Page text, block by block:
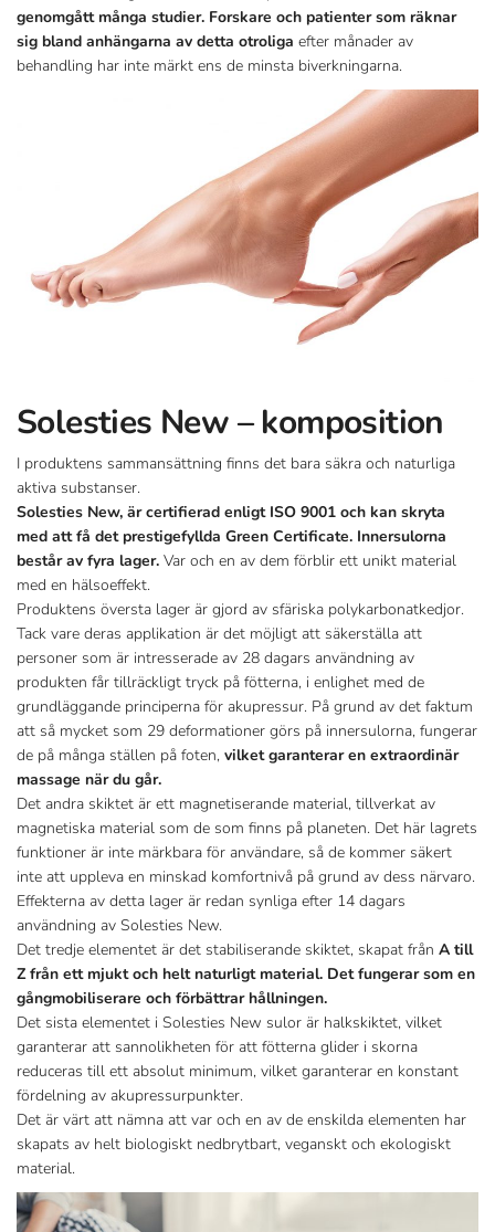
genomgått många studier. Forskare och patienter som räknar
sig bland anhängarna av detta otroliga efter månader av
behandling har inte märkt ens de minsta biverkningarna.
Solesties New – komposition
I produktens sammansättning finns det bara säkra och naturliga
aktiva substanser.
Solesties New, är certifierad enligt ISO 9001 och kan skryta
med att få det prestigefyllda Green Certificate. Innersulorna
består av fyra lager. Var och en av dem förblir ett unikt material
med en hälsoeffekt.
Produktens översta lager är gjord av sfäriska polykarbonatkedjor.
Tack vare deras applikation är det möjligt att säkerställa att
personer som är intresserade av 28 dagars användning av
produkten får tillräckligt tryck på fötterna, i enlighet med de
grundläggande principerna för akupressur. På grund av det faktum
att så mycket som 29 deformationer görs på innersulorna, fungerar
de på många ställen på foten, vilket garanterar en extraordinär
massage när du går.
Det andra skiktet är ett magnetiserande material, tillverkat av
magnetiska material som de som finns på planeten. Det här lagrets
funktioner är inte märkbara för användare, så de kommer säkert
inte att uppleva en minskad komfortnivå på grund av dess närvaro.
Effekterna av detta lager är redan synliga efter 14 dagars
användning av Solesties New.
Det tredje elementet är det stabiliserande skiktet, skapat från A till
Z från ett mjukt och helt naturligt material. Det fungerar som en
gångmobiliserare och förbättrar hållningen.
Det sista elementet i Solesties New sulor är halkskiktet, vilket
garanterar att sannolikheten för att fötterna glider i skorna
reduceras till ett absolut minimum, vilket garanterar en konstant
fördelning av akupressurpunkter.
Det är värt att nämna att var och en av de enskilda elementen har
skapats av helt biologiskt nedbrytbart, veganskt och ekologiskt
material.